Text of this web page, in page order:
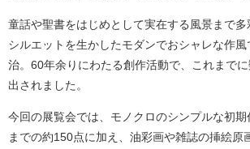
童話や聖書をはじめとして実在する風景まで
シルエットを生かしたモダンでおシャレな作
治。60年余りにわたる創作活動で、これまで
出されました。
今回の展覧会では、モノクロのシンプルな初
までの約150点に加え、油彩画や雑誌の挿絵原